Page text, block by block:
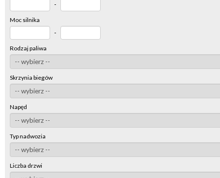
-
Moc silnika
-
Rodzaj paliwa
Skrzynia biegów
Napęd
Typ nadwozia
Liczba drzwi